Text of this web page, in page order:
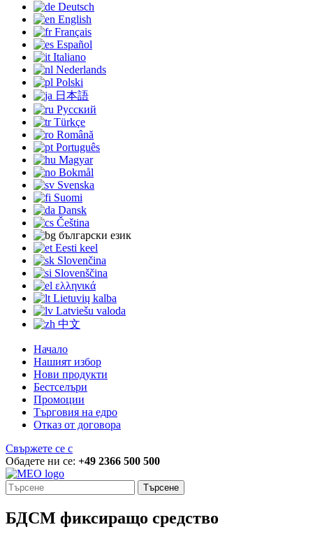
Deutsch
English
Français
Español
Italiano
Nederlands
Polski
日本語
Русский
Türkçe
Română
Português
Magyar
Bokmål
Svenska
Suomi
Dansk
Čeština
български език
Eesti keel
Slovenčina
Slovenščina
ελληνικά
Lietuvių kalba
Latviešu valoda
中文
Начало
Нашият избор
Нови продукти
Бестселъри
Промоции
Търговия на едро
Отказ от договора
Свържете се с
Обадете ни се: +49 2366 500 500
Търсене
БДСМ фиксиращо средство